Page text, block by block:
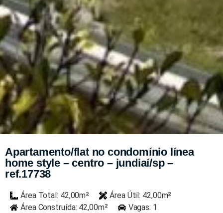
Apartamento/flat no condomínio línea
home style – centro – jundiaí/sp –
ref.17738
Área Total: 42,00m²
Área Útil: 42,00m²
Área Construída: 42,00m²
Vagas: 1